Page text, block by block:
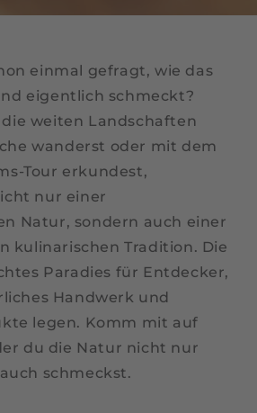
einmal gefragt, wie das
eigentlich schmeckt?
weiten Landschaften
wanderst oder mit dem
Tour erkundest,
nur einer
Natur, sondern auch einer
kulinarischen Tradition. Die
Paradies für Entdecker,
Handwerk und
legen. Komm mit auf
du die Natur nicht nur
schmeckst.